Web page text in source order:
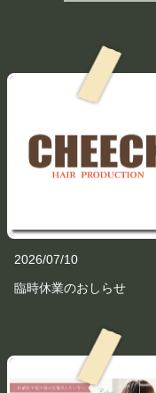
2026/07/10
臨時休業のおしらせ